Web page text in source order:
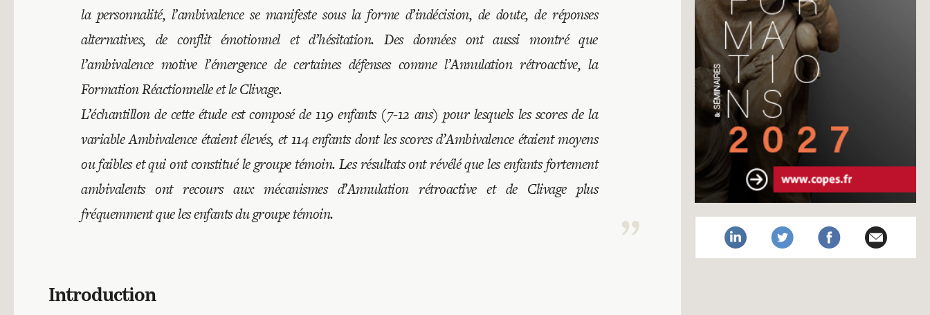
la personnalité, l’ambivalence se manifeste sous la forme d’indécision, de doute, de réponses
alternatives, de conflit émotionnel et d’hésitation. Des données ont aussi montré que
l’ambivalence motive l’émergence de certaines défenses comme l’Annulation rétroactive, la
Formation Réactionnelle et le Clivage.
L’échantillon de cette étude est composé de 119 enfants (7-12 ans) pour lesquels les scores de la
variable Ambivalence étaient élevés, et 114 enfants dont les scores d’Ambivalence étaient moyens
ou faibles et qui ont constitué le groupe témoin. Les résultats ont révélé que les enfants fortement
ambivalents ont recours aux mécanismes d’Annulation rétroactive et de Clivage plus
fréquemment que les enfants du groupe témoin.
Introduction